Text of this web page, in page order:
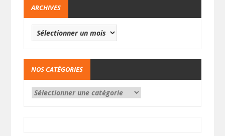
ARCHIVES
NOS CATÉGORIES